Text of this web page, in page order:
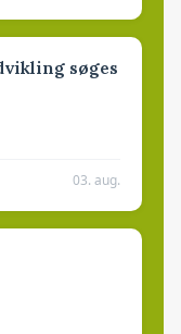
søges
03. aug.